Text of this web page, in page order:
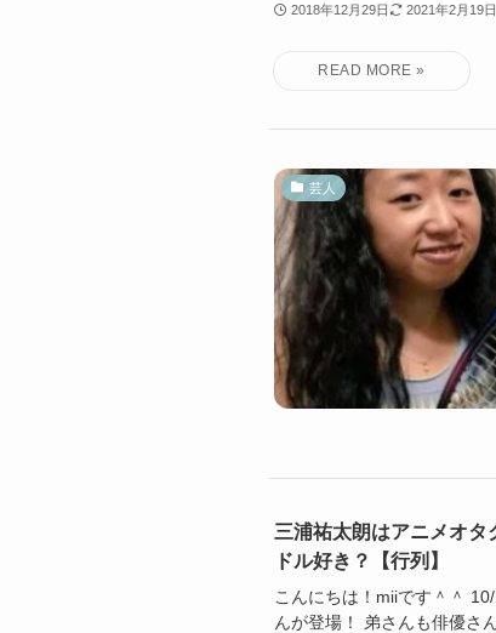
2018年12月29日 2021年2月19日
芸人
三浦祐太朗はアニメオタ
ドル好き？【行列】
こんにちは！miiです＾＾
んが登場！ 弟さんも俳優さ